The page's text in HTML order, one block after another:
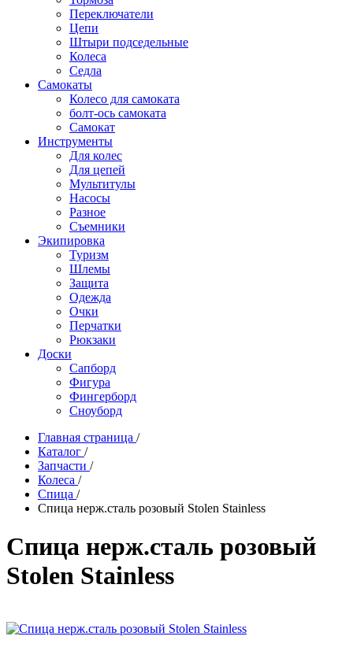
Переключатели
Цепи
Штыри подседельные
Колеса
Седла
Самокаты
Колесо для самоката
болт-ось самоката
Самокат
Инструменты
Для колес
Для цепей
Мультитулы
Насосы
Разное
Съемники
Экипировка
Туризм
Шлемы
Защита
Одежда
Очки
Перчатки
Рюкзаки
Доски
Сапборд
Фигура
Фингерборд
Сноуборд
Главная страница /
Каталог /
Запчасти /
Колеса /
Спица /
Спица нерж.сталь розовый Stolen Stainless
Спица нерж.сталь розовый
Stolen Stainless